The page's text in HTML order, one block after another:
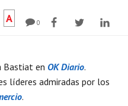
A 0
Bastiat en OK Diario.
líderes admiradas por los
.